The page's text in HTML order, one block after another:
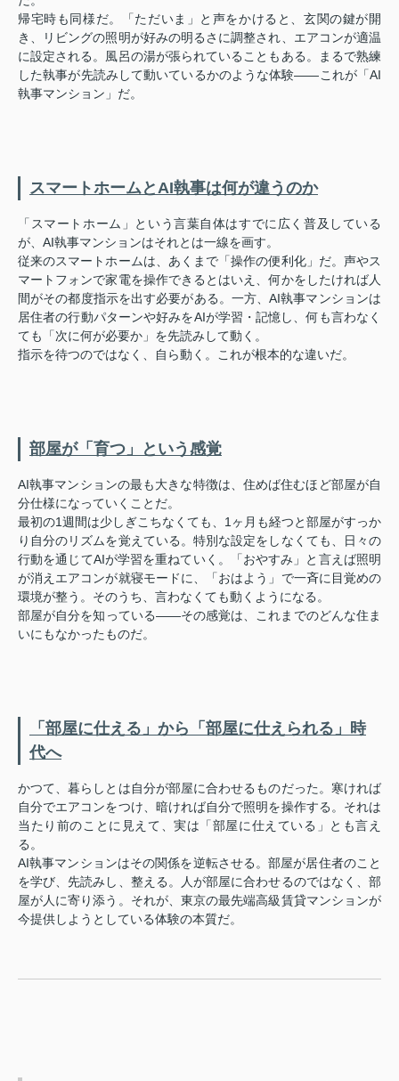
帰宅時も同様だ。「ただいま」と声をかけると、玄関の鍵が開
き、リビングの照明が好みの明るさに調整され、エアコンが適温
に設定される。風呂の湯が張られていることもある。まるで熟練
した執事が先読みして動いているかのような体験——これが「AI
執事マンション」だ。
スマートホームとAI執事は何が違うのか
「スマートホーム」という言葉自体はすでに広く普及している
が、AI執事マンションはそれとは一線を画す。
従来のスマートホームは、あくまで「操作の便利化」だ。声やス
マートフォンで家電を操作できるとはいえ、何かをしたければ人
間がその都度指示を出す必要がある。一方、AI執事マンションは
居住者の行動パターンや好みをAIが学習・記憶し、何も言わなく
ても「次に何が必要か」を先読みして動く。
指示を待つのではなく、自ら動く。これが根本的な違いだ。
部屋が「育つ」という感覚
AI執事マンションの最も大きな特徴は、住めば住むほど部屋が自
分仕様になっていくことだ。
最初の1週間は少しぎこちなくても、1ヶ月も経つと部屋がすっか
り自分のリズムを覚えている。特別な設定をしなくても、日々の
行動を通じてAIが学習を重ねていく。「おやすみ」と言えば照明
が消えエアコンが就寝モードに、「おはよう」で一斉に目覚めの
環境が整う。そのうち、言わなくても動くようになる。
部屋が自分を知っている——その感覚は、これまでのどんな住ま
いにもなかったものだ。
「部屋に仕える」から「部屋に仕えられる」時
代へ
かつて、暮らしとは自分が部屋に合わせるものだった。寒ければ
自分でエアコンをつけ、暗ければ自分で照明を操作する。それは
当たり前のことに見えて、実は「部屋に仕えている」とも言え
る。
AI執事マンションはその関係を逆転させる。部屋が居住者のこと
を学び、先読みし、整える。人が部屋に合わせるのではなく、部
屋が人に寄り添う。それが、東京の最先端高級賃貸マンションが
今提供しようとしている体験の本質だ。